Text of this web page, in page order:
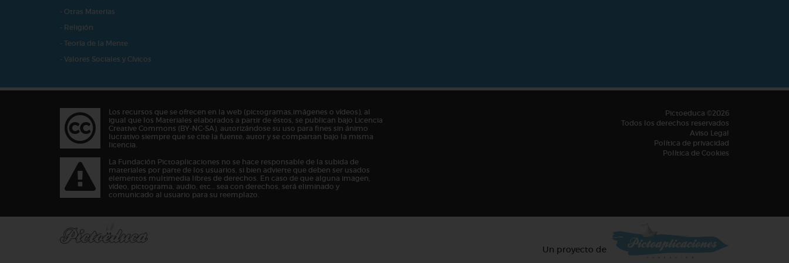
- Otras Materias
- Religión
- Teoría de la Mente
- Valores Sociales y Cívicos
Los recursos que se ofrecen en la web (pictogramas,imágenes o vídeos), al
igual que los Materiales elaborados a partir de éstos, se publican bajo Licencia
Creative Commons (BY-NC-SA), autorizándose su uso para fines sin ánimo
lucrativo siempre que se cite la fuente, autor y se compartan bajo la misma
licencia.
La Fundación Pictoaplicaciones no se hace responsable de la subida de
materiales por parte de los usuarios, si bien advierte que deben ser usados
elementos multimedia libres de derechos. En caso de que alguna imagen,
vídeo, pictograma, audio, etc… sea con derechos, será eliminado y
comunicado al usuario para su reemplazo.
Pictoeduca ©2026
Todos los derechos reservados
Aviso Legal
Política de privacidad
Política de Cookies
Un proyecto de